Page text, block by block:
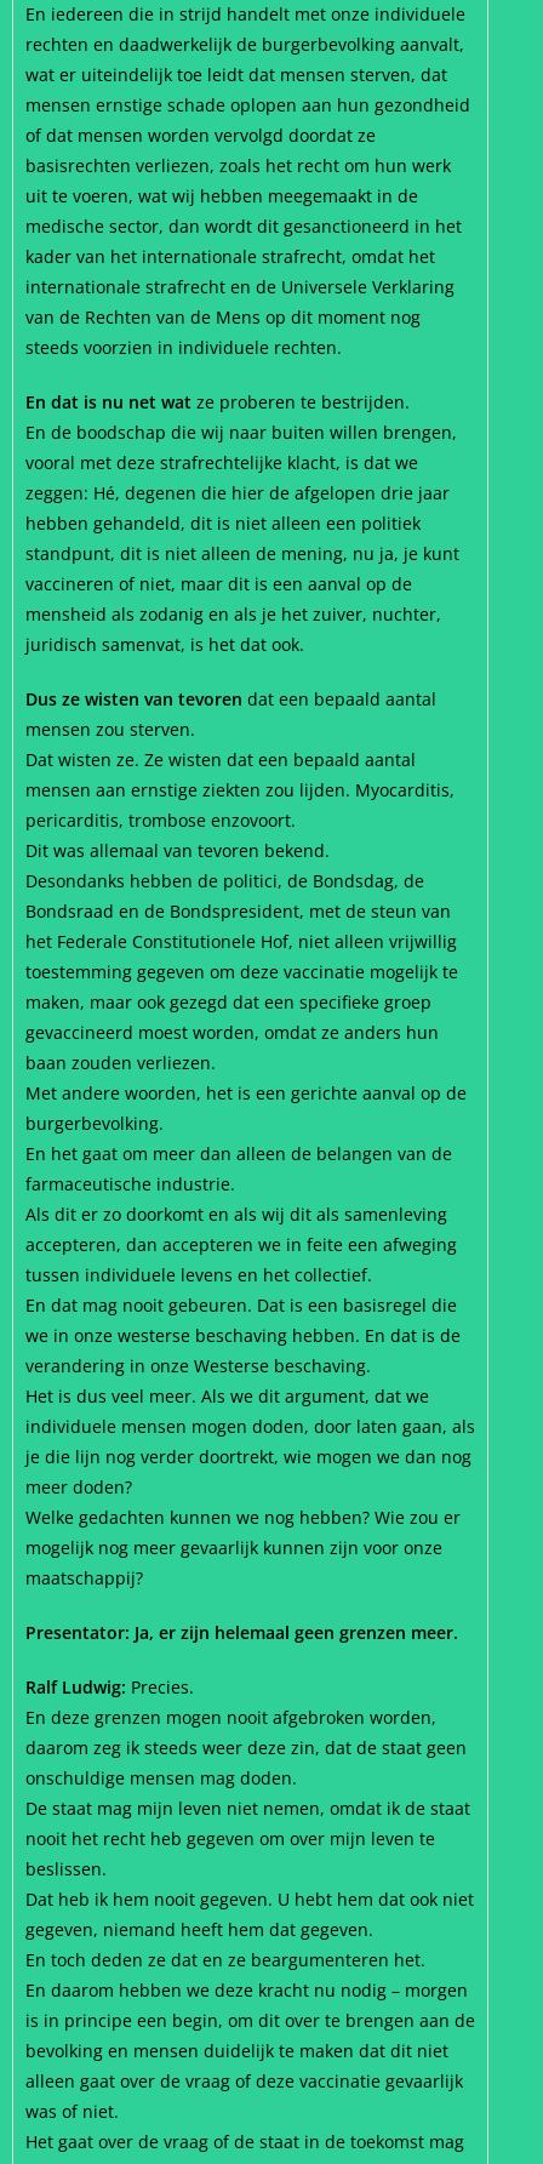
En iedereen die in strijd handelt met onze individuele
rechten en daadwerkelijk de burgerbevolking aanvalt,
wat er uiteindelijk toe leidt dat mensen sterven, dat
mensen ernstige schade oplopen aan hun gezondheid
of dat mensen worden vervolgd doordat ze
basisrechten verliezen, zoals het recht om hun werk
uit te voeren, wat wij hebben meegemaakt in de
medische sector, dan wordt dit gesanctioneerd in het
kader van het internationale strafrecht, omdat het
internationale strafrecht en de Universele Verklaring
van de Rechten van de Mens op dit moment nog
steeds voorzien in individuele rechten.
En dat is nu net wat ze proberen te bestrijden.
En de boodschap die wij naar buiten willen brengen,
vooral met deze strafrechtelijke klacht, is dat we
zeggen: Hé, degenen die hier de afgelopen drie jaar
hebben gehandeld, dit is niet alleen een politiek
standpunt, dit is niet alleen de mening, nu ja, je kunt
vaccineren of niet, maar dit is een aanval op de
mensheid als zodanig en als je het zuiver, nuchter,
juridisch samenvat, is het dat ook.
Dus ze wisten van tevoren dat een bepaald aantal
mensen zou sterven.
Dat wisten ze. Ze wisten dat een bepaald aantal
mensen aan ernstige ziekten zou lijden. Myocarditis,
pericarditis, trombose enzovoort.
Dit was allemaal van tevoren bekend.
Desondanks hebben de politici, de Bondsdag, de
Bondsraad en de Bondspresident, met de steun van
het Federale Constitutionele Hof, niet alleen vrijwillig
toestemming gegeven om deze vaccinatie mogelijk te
maken, maar ook gezegd dat een specifieke groep
gevaccineerd moest worden, omdat ze anders hun
baan zouden verliezen.
Met andere woorden, het is een gerichte aanval op de
burgerbevolking.
En het gaat om meer dan alleen de belangen van de
farmaceutische industrie.
Als dit er zo doorkomt en als wij dit als samenleving
accepteren, dan accepteren we in feite een afweging
tussen individuele levens en het collectief.
En dat mag nooit gebeuren. Dat is een basisregel die
we in onze westerse beschaving hebben. En dat is de
verandering in onze Westerse beschaving.
Het is dus veel meer. Als we dit argument, dat we
individuele mensen mogen doden, door laten gaan, als
je die lijn nog verder doortrekt, wie mogen we dan nog
meer doden?
Welke gedachten kunnen we nog hebben? Wie zou er
mogelijk nog meer gevaarlijk kunnen zijn voor onze
maatschappij?
Presentator: Ja, er zijn helemaal geen grenzen meer.
Ralf Ludwig: Precies.
En deze grenzen mogen nooit afgebroken worden,
daarom zeg ik steeds weer deze zin, dat de staat geen
onschuldige mensen mag doden.
De staat mag mijn leven niet nemen, omdat ik de staat
nooit het recht heb gegeven om over mijn leven te
beslissen.
Dat heb ik hem nooit gegeven. U hebt hem dat ook niet
gegeven, niemand heeft hem dat gegeven.
En toch deden ze dat en ze beargumenteren het.
En daarom hebben we deze kracht nu nodig – morgen
is in principe een begin, om dit over te brengen aan de
bevolking en mensen duidelijk te maken dat dit niet
alleen gaat over de vraag of deze vaccinatie gevaarlijk
was of niet.
Het gaat over de vraag of de staat in de toekomst mag